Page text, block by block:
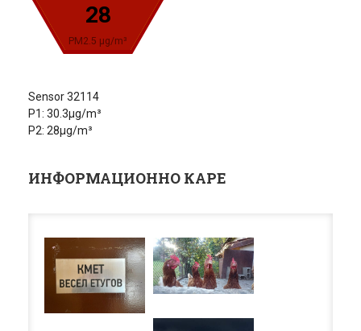
PM2.5 µg/m³
28
Sensor 32114
P1: 30.3µg/m³
P2: 28µg/m³
ИНФОРМАЦИОННО КАРЕ